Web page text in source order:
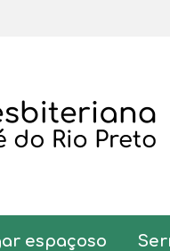
espaçoso